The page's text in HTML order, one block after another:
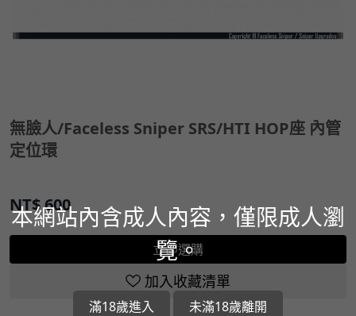
無臉人/Faceless Sniper SRS/HTI HOP座 內管
定位環
NT$600
立即選購
加入收藏清單
本網站內含成人內容，僅限成人瀏
覽。
滿18歲進入 未滿18歲離開